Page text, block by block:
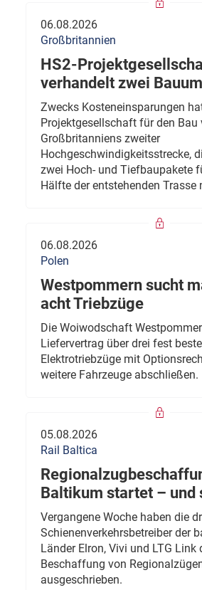
06.08.2026
Großbritannien
HS2-
verhandelt zwei
Zwecks Kosteneinsparungen
Projektgesellschaft für den Bau
Großbritanniens zweiter
Hochgeschwindigkeitsstrecke,
zwei Hoch- und Tiefbaupakete
Hälfte der entstehenden Trasse
06.08.2026
Polen
Westpommern sucht
acht Triebzüge
Die Woiwodschaft
Liefervertrag über drei fest
Elektrotriebzüge mit
weitere Fahrzeuge abschließen.
05.08.2026
Rail Baltica
Baltikum startet – und
Vergangene Woche haben die
Schienenverkehrsbetreiber der
Länder Elron, Vivi und LTG Link
Beschaffung von
ausgeschrieben.